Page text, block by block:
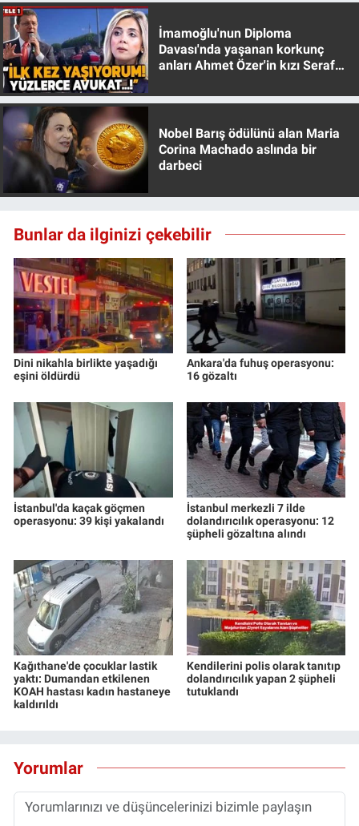
İmamoğlu'nun Diploma
Davası'nda yaşanan korkunç
anları Ahmet Özer'in kızı Seraf
Nobel Barış ödülünü alan Maria
Corina Machado aslında bir
darbeci
Bunlar da ilginizi çekebilir
Dini nikahla birlikte yaşadığı
eşini öldürdü
Ankara'da fuhuş operasyonu:
16 gözaltı
İstanbul'da kaçak göçmen
operasyonu: 39 kişi yakalandı
İstanbul merkezli 7 ilde
dolandırıcılık operasyonu: 12
şüpheli gözaltına alındı
Kağıthane'de çocuklar lastik
yaktı: Dumandan etkilenen
KOAH hastası kadın hastaneye
kaldırıldı
Kendilerini polis olarak tanıtıp
dolandırıcılık yapan 2 şüpheli
tutuklandı
Yorumlar